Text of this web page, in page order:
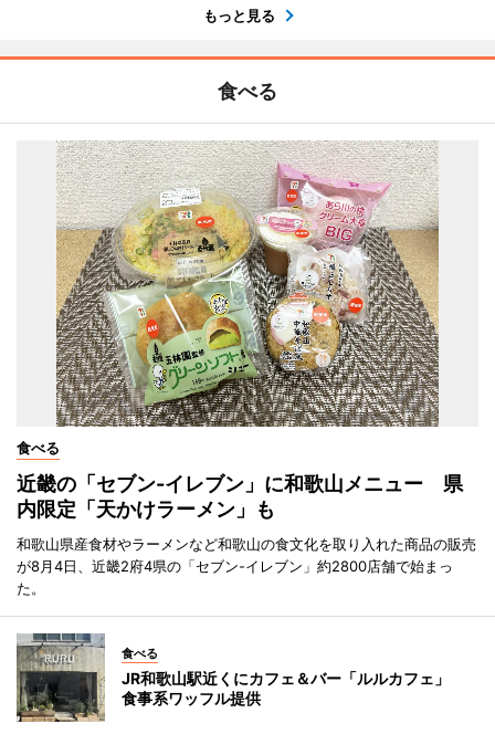
もっと見る
食べる
食べる
近畿の「セブン-イレブン」に和歌山メニュー 県
内限定「天かけラーメン」も
和歌山県産食材やラーメンなど和歌山の食文化を取り入れた商品の販売
が8月4日、近畿2府4県の「セブン-イレブン」約2800店舗で始まっ
た。
食べる
JR和歌山駅近くにカフェ＆バー「ルルカフェ」
食事系ワッフル提供